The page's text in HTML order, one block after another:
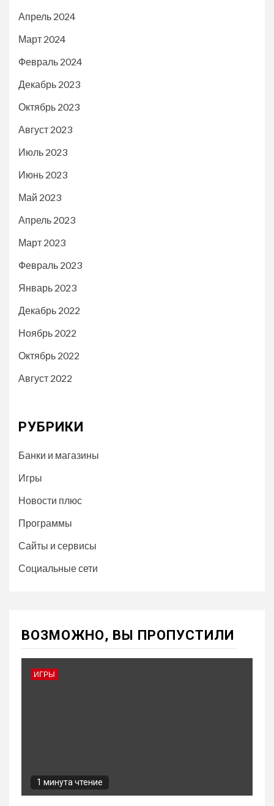
Апрель 2024
Март 2024
Февраль 2024
Декабрь 2023
Октябрь 2023
Август 2023
Июль 2023
Июнь 2023
Май 2023
Апрель 2023
Март 2023
Февраль 2023
Январь 2023
Декабрь 2022
Ноябрь 2022
Октябрь 2022
Август 2022
РУБРИКИ
Банки и магазины
Игры
Новости плюс
Программы
Сайты и сервисы
Социальные сети
ВОЗМОЖНО, ВЫ ПРОПУСТИЛИ
ИГРЫ
1 минута чтение